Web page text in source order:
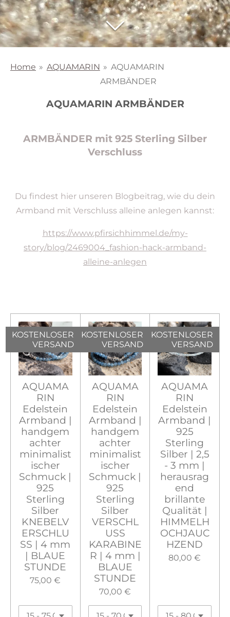
Home » AQUAMARIN » AQUAMARIN
ARMBÄNDER
AQUAMARIN ARMBÄNDER
ARMBÄNDER mit 925 Sterling Silber
Verschluss
Du findest hier unseren Blogbeitrag, wie du dein
Armband mit Verschluss alleine anlegen kannst:
https://www.pfirsichhimmel.de/my-
story/blog/2469004_fashion-hack-armband-
alleine-anlegen
KOSTENLOSER
VERSAND
AQUAMA
RIN
Edelstein
Armband |
handgem
achter
minimalist
ischer
Schmuck |
925
Sterling
Silber
KNEBELV
ERSCHLU
SS | 4 mm
| BLAUE
STUNDE
75,00 €
KOSTENLOSER
VERSAND
AQUAMA
RIN
Edelstein
Armband |
handgem
achter
minimalist
ischer
Schmuck |
925
Sterling
Silber
VERSCHL
USS
KARABINE
R | 4 mm |
BLAUE
STUNDE
70,00 €
KOSTENLOSER
VERSAND
AQUAMA
RIN
Edelstein
Armband |
925
Sterling
Silber | 2,5
- 3 mm |
herausrag
end
brillante
Qualität |
HIMMELH
OCHJAUC
HZEND
80,00 €